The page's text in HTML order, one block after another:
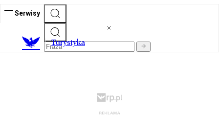
Serwisy
Turystyka